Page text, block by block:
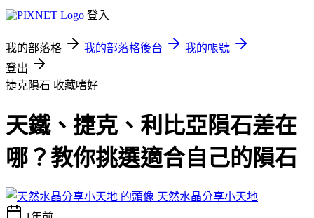
登入
我的部落格 我的部落格後台
我的帳號
登出
捷克隕石 收藏嗜好
天鐵、捷克、利比亞隕石差在
哪？教你挑選適合自己的隕石
天然水晶分享小天地